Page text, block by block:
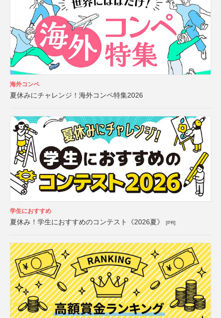
海外コンペ
夏休みにチャレンジ！海外コンペ特集2026
学生におすすめ
夏休み！学生におすすめのコンテスト《2026夏》 [PR]